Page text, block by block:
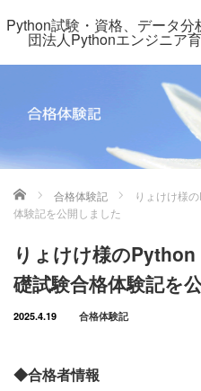
Python試験・資格、データ
団法人Pythonエンジニア
ホーム 合格体験記
りょけけ様
体験記を公開しました
りょけけ様の
礎試験合格体験記を
2025.4.19 合格体験記
◆合格者情報